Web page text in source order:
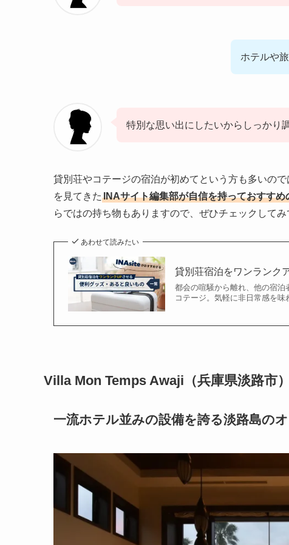
ホテルや
特別な思い出にしたいからしっかり
貸別荘やコテージの宿泊が初めてという方も多いの
を見てきた INAサイト編集部が自信を持っておすす
らではの持ち物もありますので、ぜひチェックしてみ
あわせて読みたい
貸別荘宿泊をワンランク
都会の喧騒から離れ、他の宿泊
コテージ。気軽に非日常感を
Villa Mon Temps Awaji（兵庫県淡路市）
一流ホテル並みの設備を誇る淡路島の